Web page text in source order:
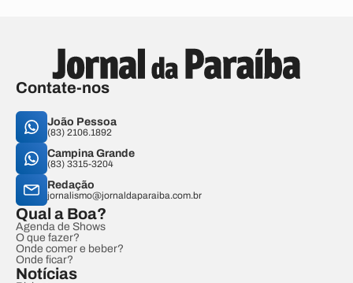
Contate-nos
João Pessoa
(83) 2106.1892
Campina Grande
(83) 3315-3204
Redação
jornalismo@jornaldaparaiba.com.br
Qual a Boa?
Agenda de Shows
O que fazer?
Onde comer e beber?
Onde ficar?
Notícias